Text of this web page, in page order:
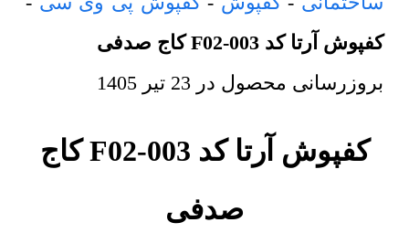
کفپوش آرتا کد F02-003 کاج صدفی
بروزرسانی محصول در 23 تیر 1405
کفپوش آرتا کد F02-003 کاج
صدفی